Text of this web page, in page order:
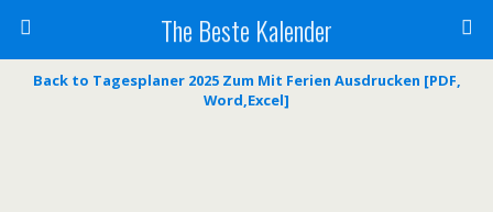
The Beste Kalender
Back to Tagesplaner 2025 Zum Mit Ferien Ausdrucken [PDF,
Word,Excel]